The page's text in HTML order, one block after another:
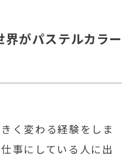
がパステルカラー
く変わる経験をしま
事にしている人に出